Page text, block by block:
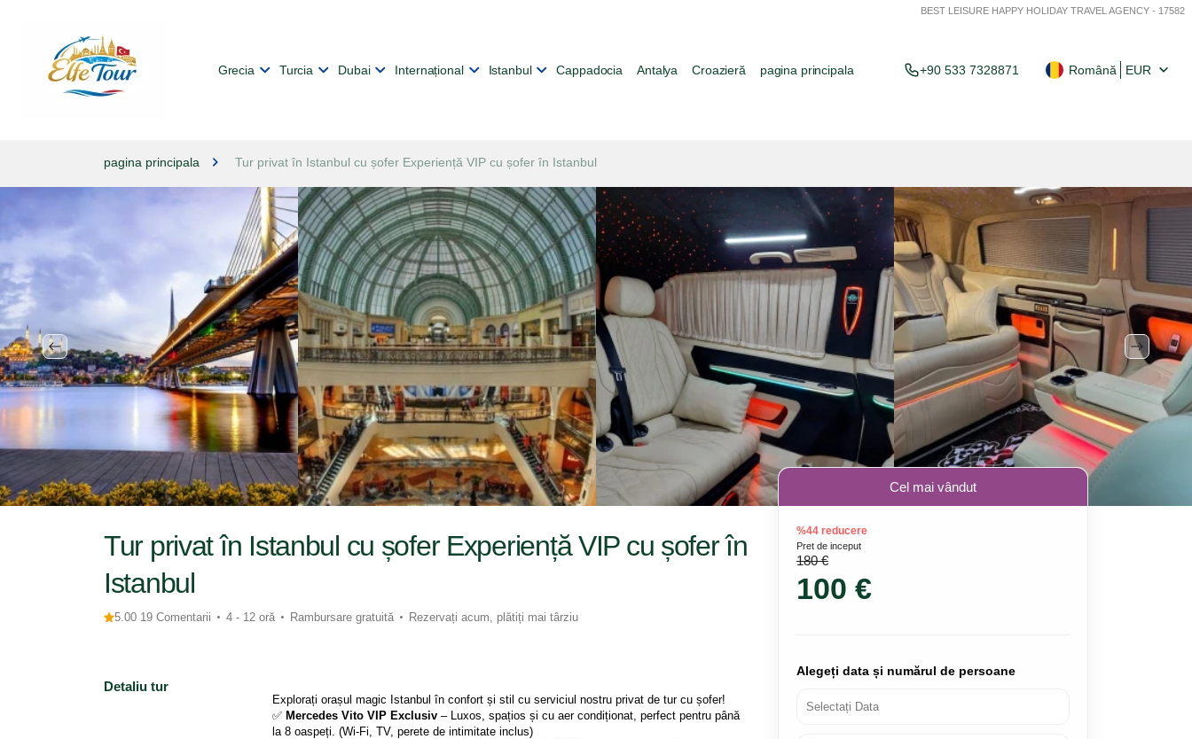
BEST LEISURE HAPPY HOLIDAY TRAVEL AGENCY - 17582
Grecia Turcia Dubai Internațional Istanbul Cappadocia Antalya Croazieră pagina principala +90 533 7328871 Română EUR
pagina principala Tur privat în Istanbul cu șofer Experiență VIP cu șofer în Istanbul
Tur privat în Istanbul cu șofer Experiență VIP cu șofer în
Istanbul
5.00 19 Comentarii 4 - 12 oră Rambursare gratuită Rezervați acum, plătiți mai târziu
Detaliu tur
Explorați orașul magic Istanbul în confort și stil cu serviciul nostru privat de tur cu șofer!
✅ Mercedes Vito VIP Exclusiv – Luxos, spațios și cu aer condiționat, perfect pentru până
la 8 oaspeți. (Wi-Fi, TV, perete de intimitate inclus)
Cel mai vândut
%44 reducere
Pret de inceput
180 €
100 €
Alegeți data și numărul de persoane
Selectați Data